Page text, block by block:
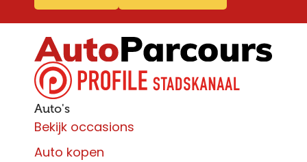
Auto's
Bekijk occasions
Auto kopen